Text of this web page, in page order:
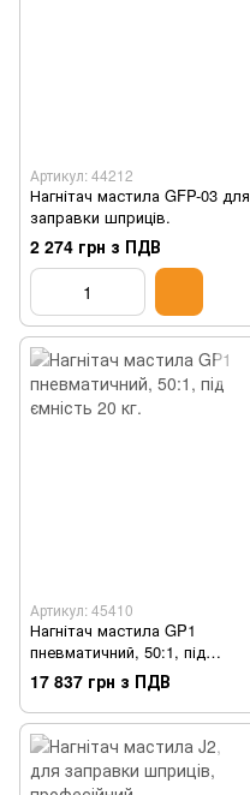
Артикул: 44212
Нагнітач мастила GFP-03 для
заправки шприців.
2 274 грн з ПДВ
Артикул: 45410
Нагнітач мастила GP1
пневматичний, 50:1, під
ємність 20 кг.
17 837 грн з ПДВ